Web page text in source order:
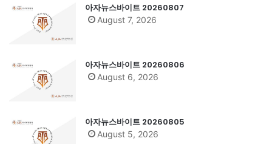
아자뉴스바이트 20260807
August 7, 2026
아자뉴스바이트 20260806
August 6, 2026
아자뉴스바이트 20260805
August 5, 2026